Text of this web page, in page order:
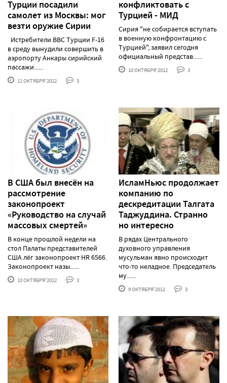
Турции посадили
самолет из Москвы: мог
везти оружие Сирии
Истребители ВВС Турции F-16
в среду вынудили совершить в
аэропорту Анкары сирийский
пассажи......
11 ОКТЯБРЯ'2012 3
конфликтовать с
Турцией - МИД
Сирия "не собирается вступать
в военную конфронтацию с
Турцией", заявил сегодня
официальный представ......
10 ОКТЯБРЯ'2012 3
В США был внесён на
рассмотрение
законопроект
«Руководство на случай
массовых смертей»
В конце прошлой недели на
стол Палаты представителей
США лёг законопроект HR 6566.
Законопроект назы......
10 ОКТЯБРЯ'2012 3
ИсламНьюс продолжает
компанию по
дескредитации Талгата
Таджуддина. Странно
но интересно
В рядах Центрального
духовного управления
мусульман явно происходит
что-то неладное. Председатель
му......
9 ОКТЯБРЯ'2012 3